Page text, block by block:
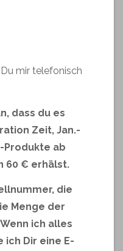
mir telefonisch
dass du es
Zeit, Jan.-
Produkte ab
60 € erhälst.
die
Menge der
ich alles
Dir eine E-